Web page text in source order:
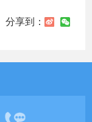
分享到：